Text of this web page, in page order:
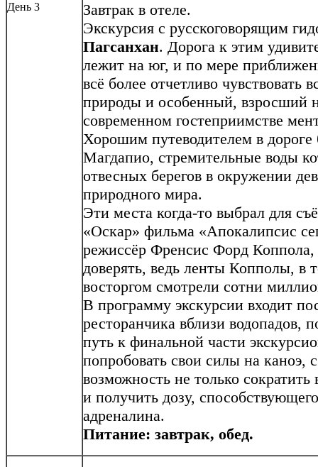
День 3
Завтрак в отеле.
Экскурсия с русскоговорящим
Пагсанхан. Дорога к этим
лежит на юг, и по мере
всё более отчетливо чувствовать
природы и особенный, взросший
современном гостеприимстве
Хорошим путеводителем в дороге
Магдапио, стремительные воды
отвесных берегов в окружении
природного мира.
Эти места когда-то выбрал для
«Оскар» фильма «Апокалипсис
режиссёр Френсис Форд Коппола,
доверять, ведь ленты Копполы, в
восторгом смотрели сотни
В программу экскурсии входит
ресторанчика вблизи водопадов,
путь к финальной части
попробовать свои силы на
возможность не только
и получить дозу,
адреналина.
Питание: завтрак, обед.